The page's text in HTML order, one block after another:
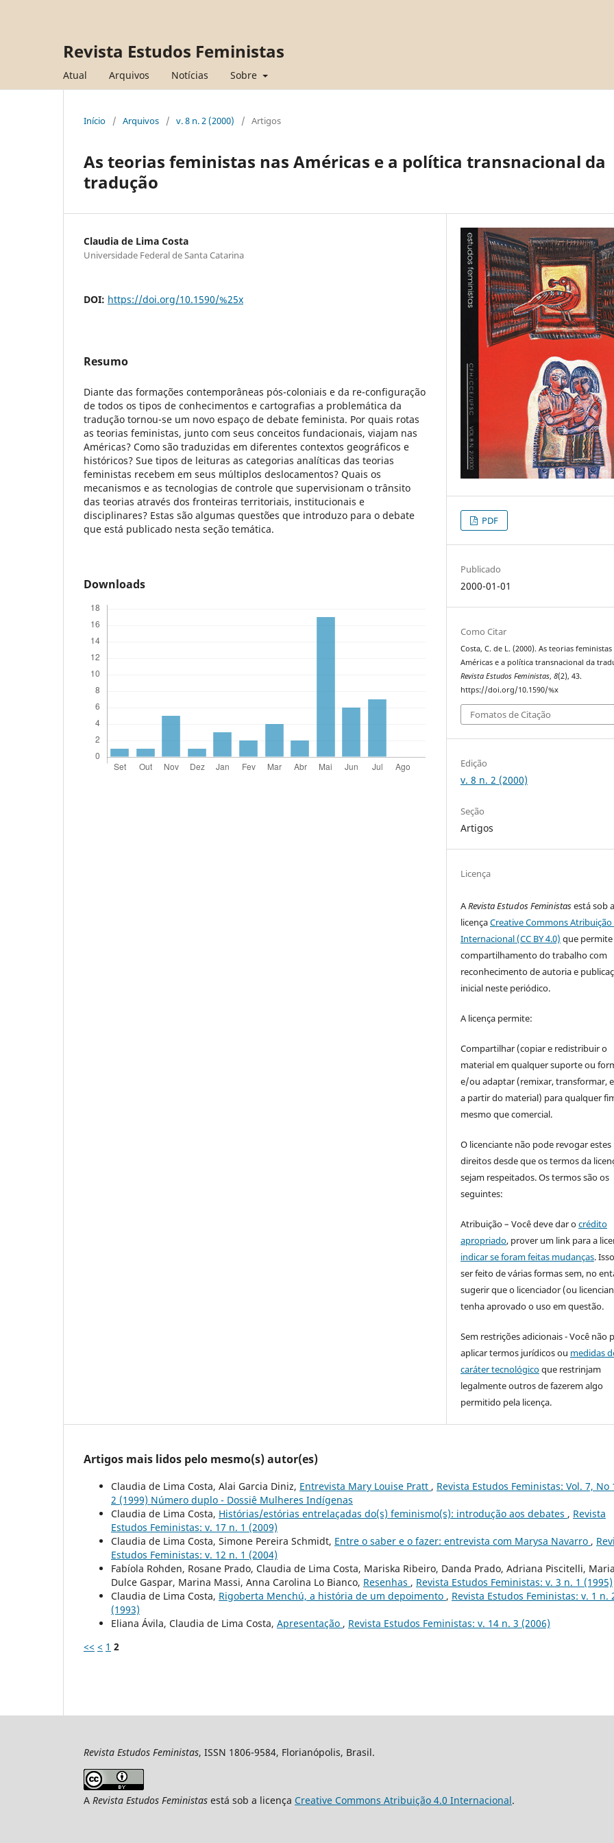
Revista Estudos Feministas
Atual Arquivos Notícias Sobre
Início / Arquivos / v. 8 n. 2 (2000) / Artigos
As teorias feministas nas Américas e a política transnacional da
tradução
Claudia de Lima Costa
Universidade Federal de Santa Catarina
DOI: https://doi.org/10.1590/%25x
Resumo
Diante das formações contemporâneas pós-coloniais e da re-configuração
de todos os tipos de conhecimentos e cartografias a problemática da
tradução tornou-se um novo espaço de debate feminista. Por quais rotas
as teorias feministas, junto com seus conceitos fundacionais, viajam nas
Américas? Como são traduzidas em diferentes contextos geográficos e
históricos? Sue tipos de leituras as categorias analíticas das teorias
feministas recebem em seus múltiplos deslocamentos? Quais os
mecanismos e as tecnologias de controle que supervisionam o trânsito
das teorias através dos fronteiras territoriais, institucionais e
disciplinares? Estas são algumas questões que introduzo para o debate
que está publicado nesta seção temática.
Downloads
PDF
Publicado
2000-01-01
Como Citar
Costa, C. de L. (2000). As teorias feministas
Américas e a política transnacional da
Revista Estudos Feministas,8(2), 43.
https://doi.org/10.1590/%x
Fomatos de Citação
Edição
v. 8 n. 2 (2000)
Seção
Artigos
Licença
ARevista Estudos Feministasestá sob a
licençaCreative Commons Atribuição
Internacional (CC BY 4.0) que
compartilhamento do trabalho com
reconhecimento de autoria e
inicial neste periódico.
A licença permite:
Compartilhar (copiar e redistribuir o
material em qualquer suporte ou
e/ou adaptar (remixar, transformar,
a partir do material) para qualquer
mesmo que comercial.
O licenciante não pode revogar estes
direitos desde que os termos da
sejam respeitados. Os termos são os
seguintes:
Atribuição – Você deve dar ocrédito
apropriado, prover um link para a
indicar se foram feitas mudanças.
ser feito de várias formas sem, no
sugerir que o licenciador (ou
tenha aprovado o uso em questão.
Sem restrições adicionais - Você não
aplicar termos jurídicos ou medidas
caráter tecnológicoque restrinjam
legalmente outros de fazerem algo
permitido pela licença.
Artigos mais lidos pelo mesmo(s) autor(es)
Claudia de Lima Costa, Alai Garcia Diniz, Entrevista Mary Louise Pratt , Revista Estudos Feministas: Vol. 7, No
2 (1999) Número duplo - Dossiê Mulheres Indígenas
Claudia de Lima Costa, Histórias/estórias entrelaçadas do(s) feminismo(s): introdução aos debates , Revista
Estudos Feministas: v. 17 n. 1 (2009)
Claudia de Lima Costa, Simone Pereira Schmidt, Entre o saber e o fazer: entrevista com Marysa Navarro ,
Estudos Feministas: v. 12 n. 1 (2004)
Fabíola Rohden, Rosane Prado, Claudia de Lima Costa, Mariska Ribeiro, Danda Prado, Adriana Piscitelli, Maria
Dulce Gaspar, Marina Massi, Anna Carolina Lo Bianco, Resenhas , Revista Estudos Feministas: v. 3 n. 1 (1995)
Claudia de Lima Costa, Rigoberta Menchú, a história de um depoimento , Revista Estudos Feministas: v. 1 n.
(1993)
Eliana Ávila, Claudia de Lima Costa, Apresentação , Revista Estudos Feministas: v. 14 n. 3 (2006)
<< < 1 2
Revista Estudos Feministas, ISSN 1806-9584, Florianópolis, Brasil.
A Revista Estudos Feministas está sob a licença Creative Commons Atribuição 4.0 Internacional.